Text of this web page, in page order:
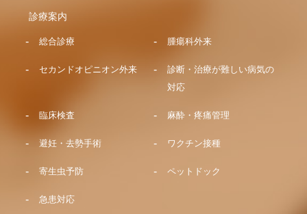
診療案内
総合診療 腫瘍科外来
セカンドオピニオン外来
診断・治療が難しい病気の
対応
臨床検査 麻酔・疼痛管理
避妊・去勢手術 ワクチン接種
寄生虫予防 ペットドック
急患対応